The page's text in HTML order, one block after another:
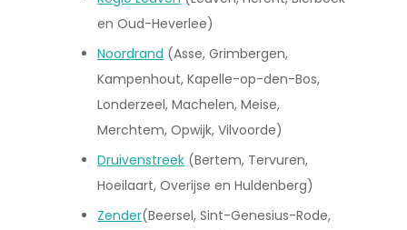
en Oud-Heverlee)
Noordrand (Asse, Grimbergen,
Kampenhout, Kapelle-op-den-Bos,
Londerzeel, Machelen, Meise,
Merchtem, Opwijk, Vilvoorde)
Druivenstreek (Bertem, Tervuren,
Hoeilaart, Overijse en Huldenberg)
Zender(Beersel, Sint-Genesius-Rode,